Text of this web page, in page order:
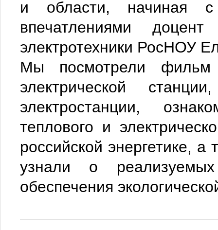
и области, начиная
впечатлениями
электротехники РосНОУ
Мы посмотрели фильм
электрической
электростанции,
теплового и
российской энергетике,
узнали о
обеспечения